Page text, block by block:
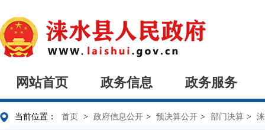
网站首页 政务信息 政务服务
当前位置： 首页 > 政府信息公开 > 预决算公开 > 部门决算 >